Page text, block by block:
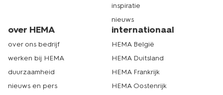
inspiratie
nieuws
over HEMA
over ons bedrijf
werken bij HEMA
duurzaamheid
nieuws en pers
internationaal
HEMA België
HEMA Duitsland
HEMA Frankrijk
HEMA Oostenrijk